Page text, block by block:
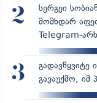
2
სერგეი
მომხდარ
Telegram-
3
გადავწყვიტე
გავაუქმო, იმ